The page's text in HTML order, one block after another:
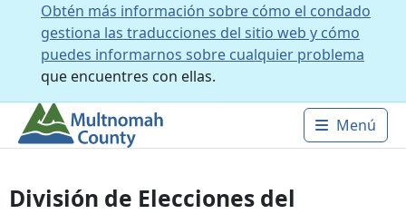
Obtén más información sobre cómo el condado
gestiona las traducciones del sitio web y cómo
puedes informarnos sobre cualquier problema
que encuentres con ellas.
Main
Menú
División de Elecciones del